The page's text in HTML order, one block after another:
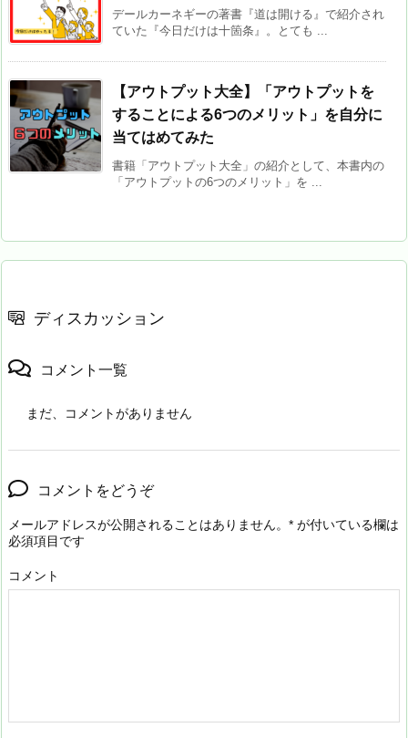
デールカーネギーの著書『道は開ける』で紹介され
ていた『今日だけは十箇条』。とても ...
【アウトプット大全】「アウトプットを
することによる6つのメリット」を自分に
当てはめてみた
書籍「アウトプット大全」の紹介として、本書内の
「アウトプットの6つのメリット」を ...
ディスカッション
コメント一覧
まだ、コメントがありません
コメントをどうぞ
メールアドレスが公開されることはありません。 * が付いている欄は
必須項目です
コメント